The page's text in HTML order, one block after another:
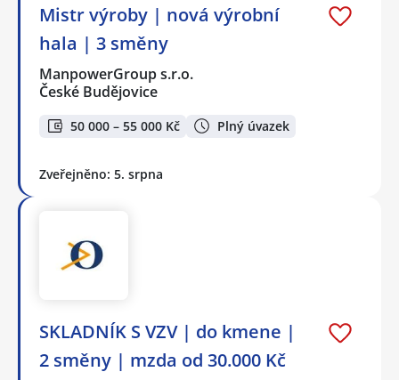
Mistr výroby | nová výrobní
hala | 3 směny
ManpowerGroup s.r.o.
České Budějovice
50 000 – 55 000 Kč Plný úvazek
Zveřejněno: 5. srpna
SKLADNÍK S VZV | do kmene |
2 směny | mzda od 30.000 Kč